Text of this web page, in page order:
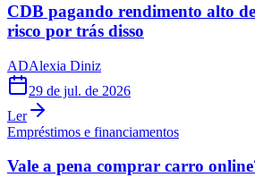
CDB pagando rendimento alto
risco por trás disso
ADAlexia Diniz
29 de jul. de 2026
Ler
Empréstimos e financiamentos
Vale a pena comprar carro